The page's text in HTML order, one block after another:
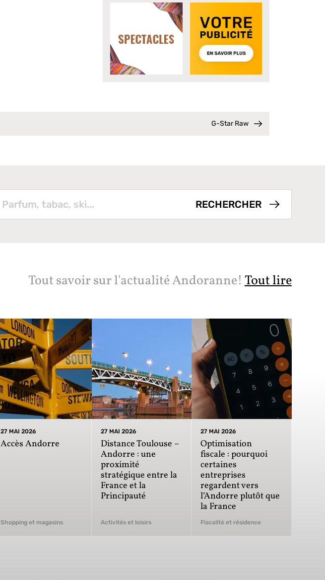
G-Star Raw
Tout savoir sur l'actualité Andoranne!Tout lire
27 MAI 2026
Accès Andorre
Shopping et magasins
27 MAI 2026
Distance Toulouse –
Andorre : une
proximité
stratégique entre la
France et la
Principauté
Activités et loisirs
27 MAI 2026
Optimisation
fiscale : pourquoi
certaines
entreprises
regardent vers
l’Andorre plutôt que
la France
Fiscalité et résidence